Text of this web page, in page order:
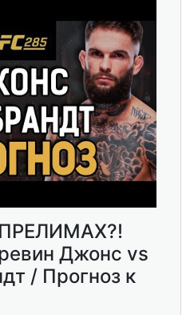
Джонс vs
/ Прогноз к